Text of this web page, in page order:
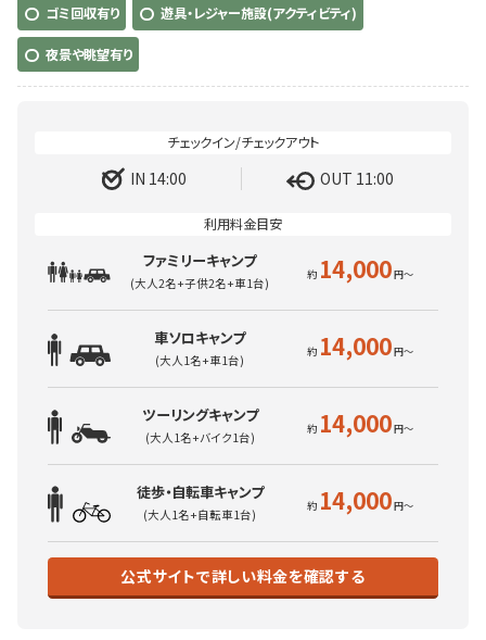
ゴミ回収有り 遊具・レジャー施設(アクティビティ)
夜景や眺望有り
IN 14:00 OUT 11:00
ファミリーキャンプ
(大人2名+子供2名+車1台) 14,000
車ソロキャンプ
(大人1名+車1台) 14,000
ツーリングキャンプ
(大人1名+バイク1台) 14,000
徒歩・自転車キャンプ
(大人1名+自転車1台) 14,000
公式サイトで詳しい料金を確認する